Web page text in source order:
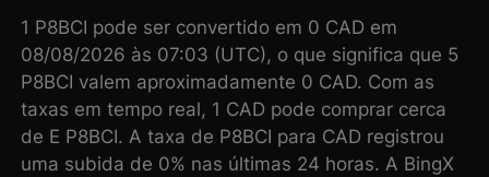
1 P8BCI pode ser convertido em 0 CAD em
08/08/2026 às 07:03 (UTC), o que significa que 5
P8BCI valem aproximadamente 0 CAD. Com as
taxas em tempo real, 1 CAD pode comprar cerca
de E P8BCI. A taxa de P8BCI para CAD registrou
uma subida de 0% nas últimas 24 horas. A BingX